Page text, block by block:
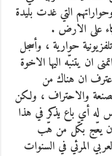
التي غدت بليدة
على الارض .
حوارية ، وأسجل
ان يتنبّه اليها الاخوة
ان هناك من
والاحتراف ، ولكن
له أي باع يذكر في هذا
يعّج بكّل من هّب
المرئي في السنوات